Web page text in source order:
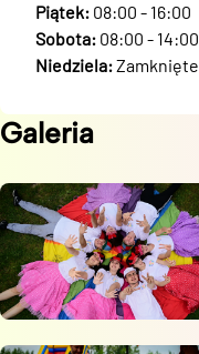
Piątek: 08:00 - 16:00
Sobota: 08:00 - 14:00
Niedziela:Zamknięte
Galeria